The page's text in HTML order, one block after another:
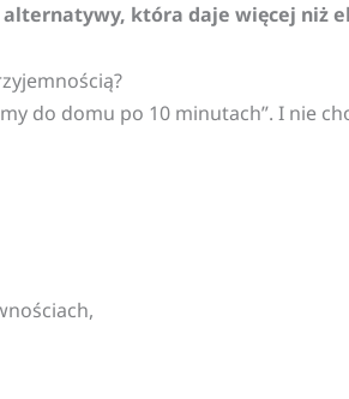
która daje więcej niż
do domu po 10 minutach”. I nie